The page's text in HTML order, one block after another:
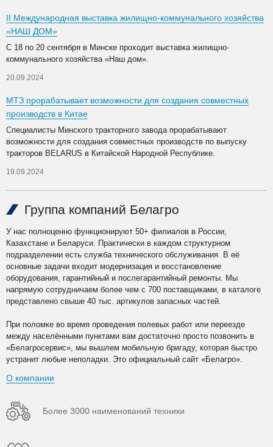
II Международная выставка жилищно-коммунального хозяйства
«НАШ ДОМ»
С 18 по 20 сентября в Минске проходит выставка жилищно-
коммунального хозяйства «Наш дом».
20.09.2024
МТЗ прорабатывает возможности для создания совместных
производств в Китае
Специалисты Минского тракторного завода прорабатывают
возможности для создания совместных производств по выпуску
тракторов BELARUS в Китайской Народной Республике.
19.09.2024
Группа компаний Белагро
У нас полноценно функционируют 50+ филиалов в России,
Казахстане и Беларуси. Практически в каждом структурном
подразделении есть служба технического обслуживания. В её
основные задачи входит модернизация и восстановление
оборудования, гарантийный и послегарантийный ремонты. Мы
напрямую сотрудничаем более чем с 700 поставщиками, в каталоге
представлено свыше 40 тыс. артикулов запасных частей.
При поломке во время проведения полевых работ или переезде
между населёнными пунктами вам достаточно просто позвонить в
«Белагросервис», мы вышлем мобильную бригаду, которая быстро
устранит любые неполадки. Это официальный сайт «Белагро».
О компании
Более 3000 наименований техники